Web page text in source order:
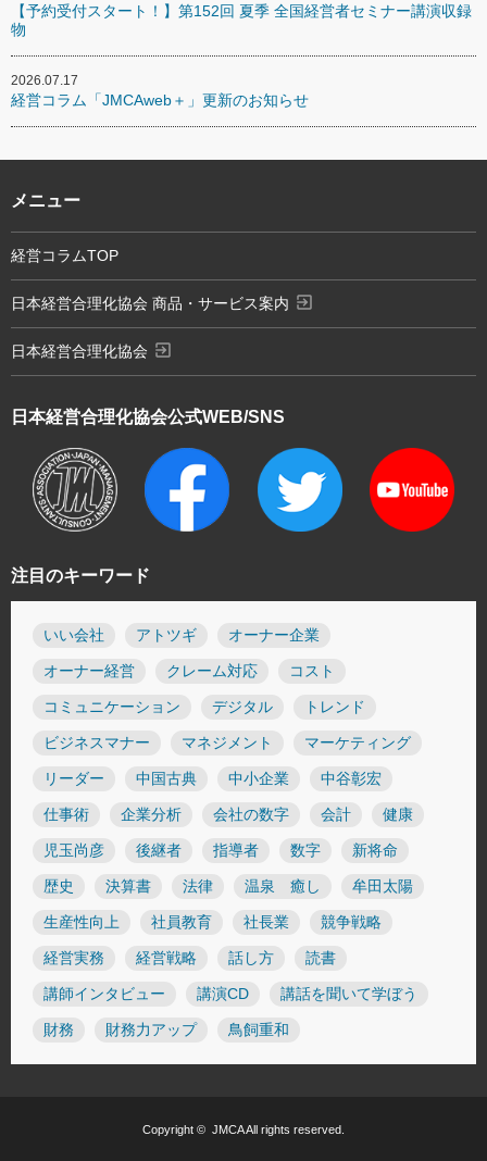
【予約受付スタート！】第152回 夏季 全国経営者セミナー講演収録
物
2026.07.17
経営コラム「JMCAweb＋」更新のお知らせ
注目のキーワード
いい会社 アトツギ オーナー企業
オーナー経営 クレーム対応 コスト
コミュニケーション デジタル トレンド
ビジネスマナー マネジメント マーケティング
リーダー 中国古典 中小企業 中谷彰宏
仕事術 企業分析 会社の数字 会計 健康
児玉尚彦 後継者 指導者 数字 新将命
歴史 決算書 法律 温泉 癒し 牟田太陽
生産性向上 社員教育 社長業 競争戦略
経営実務 経営戦略 話し方 読書
講師インタビュー 講演CD 講話を聞いて学ぼう
財務 財務力アップ 鳥飼重和
日本経営合理化協会公式WEB/SNS
メニュー
経営コラムTOP
日本経営合理化協会 商品・サービス案内 exit_to_app
日本経営合理化協会 exit_to_app
Copyright © JMCAAll rights reserved.